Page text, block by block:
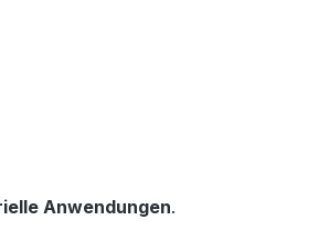
Anwendungen.